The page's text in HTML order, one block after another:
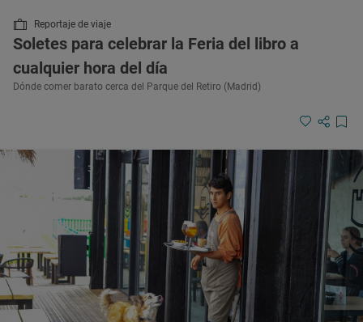
Reportaje de viaje
Soletes para celebrar la Feria del libro a
cualquier hora del día
Dónde comer barato cerca del Parque del Retiro (Madrid)